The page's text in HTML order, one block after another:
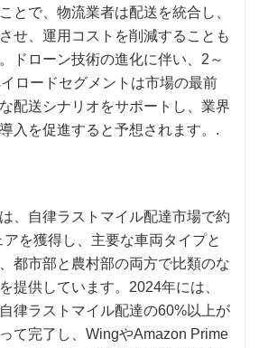
とで、物流業者は配送を統合し、
せ、運用コストを削減することも
ドローン技術の進化に伴い、2～
ロードセグメントは市場の最前
配送シナリオをサポートし、業界
入を促進すると予想されます。.
、自律ラストマイル配達市場で約
を獲得し、主要な車両タイプと
都市部と農村部の両方で比類のな
提供しています。2024年には、
律ラストマイル配達の60%以上が
て完了し、WingやAmazon Prime